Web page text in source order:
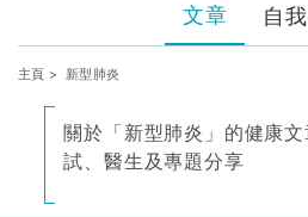
文章 自
主頁 > 新型肺炎
關於「新型肺炎」的健康
試、醫生及專題分享